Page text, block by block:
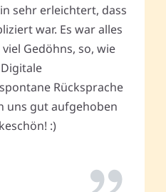
sehr erleichtert, dass
war. Es war alles
Gedöhns, so, wie
Rücksprache
uns gut aufgehoben
:)